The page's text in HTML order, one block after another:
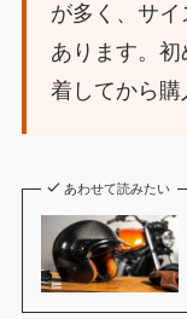
が多く、サ
あります。
着してから購
あわせて読みたい